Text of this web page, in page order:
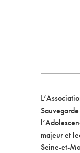
majeur et
Seine-et-